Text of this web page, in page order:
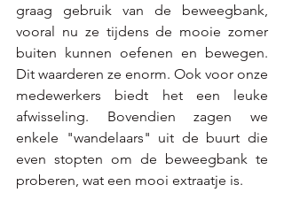
graag gebruik van de beweegbank,
vooral nu ze tijdens de mooie zomer
buiten kunnen oefenen en bewegen.
Dit waarderen ze enorm. Ook voor onze
medewerkers biedt het een leuke
afwisseling. Bovendien zagen we
enkele "wandelaars" uit de buurt die
even stopten om de beweegbank te
proberen, wat een mooi extraatje is.